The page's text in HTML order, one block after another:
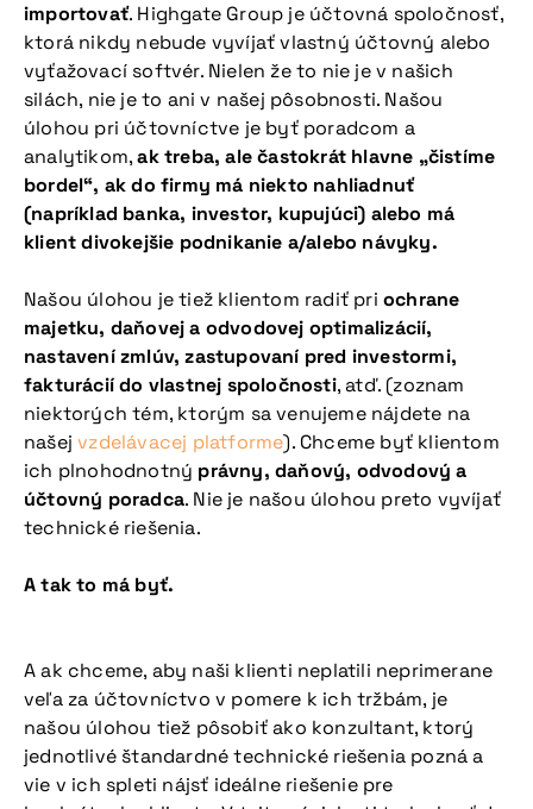
importovať. Highgate Group je účtovná spoločnosť,
ktorá nikdy nebude vyvíjať vlastný účtovný alebo
vyťažovací softvér. Nielen že to nie je v našich
silách, nie je to ani v našej pôsobnosti. Našou
úlohou pri účtovníctve je byť poradcom a
analytikom,ak treba, ale častokrát hlavne „čistíme
bordel“, ak do firmy má niekto nahliadnuť
(napríklad banka, investor, kupujúci) alebo má
klient divokejšie podnikanie a/alebo návyky.
Našou úlohou je tiež klientom radiť pri ochrane
majetku, daňovej a odvodovej optimalizácií,
nastavení zmlúv, zastupovaní pred investormi,
fakturácií do vlastnej spoločnosti, atď. (zoznam
niektorých tém, ktorým sa venujeme nájdete na
našejvzdelávacej platforme). Chceme byť klientom
ich plnohodnotný právny, daňový, odvodový a
účtovný poradca. Nie je našou úlohou preto vyvíjať
technické riešenia.
A tak to má byť.
A ak chceme, aby naši klienti neplatili neprimerane
veľa za účtovníctvo v pomere k ich tržbám, je
našou úlohou tiež pôsobiť ako konzultant, ktorý
jednotlivé štandardné technické riešenia pozná a
vie v ich spleti nájsť ideálne riešenie pre